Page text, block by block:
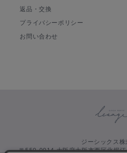
返品・交換
プライバシーポリシー
お問い合わせ
ジーシックス株
〒550-0014 大阪府大阪市西区北堀